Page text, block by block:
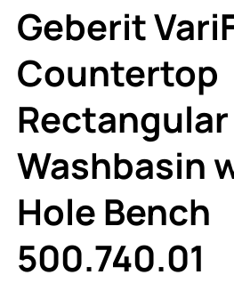
Geberit
Countertop
Rectangular
Washbasin
Hole Bench
500.740.01